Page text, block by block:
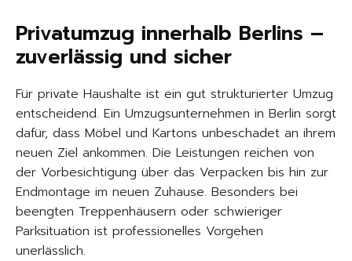
Privatumzug innerhalb Berlins –
zuverlässig und sicher
Für private Haushalte ist ein gut strukturierter Umzug
entscheidend. Ein Umzugsunternehmen in Berlin sorgt
dafür, dass Möbel und Kartons unbeschadet an ihrem
neuen Ziel ankommen. Die Leistungen reichen von
der Vorbesichtigung über das Verpacken bis hin zur
Endmontage im neuen Zuhause. Besonders bei
beengten Treppenhäusern oder schwieriger
Parksituation ist professionelles Vorgehen
unerlässlich.